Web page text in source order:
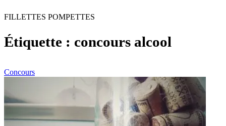
FILLETTES POMPETTES
Étiquette : concours alcool
Concours